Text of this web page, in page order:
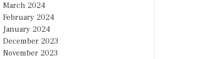
March 2024
February 2024
January 2024
December 2023
November 2023